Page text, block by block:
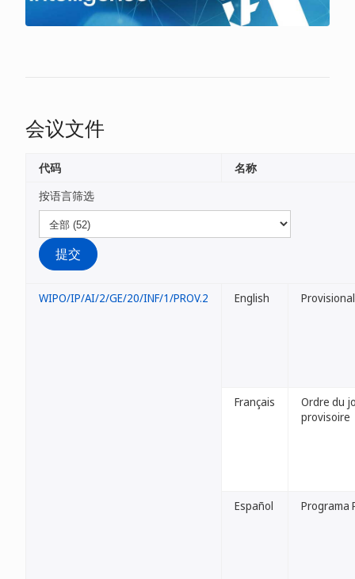
会议文件
按语言筛选
代码 名称
WIPO/IP/AI/2/GE/20/INF/1/PROV.2 English
Français
Ordre du
provisoire
Español Programa